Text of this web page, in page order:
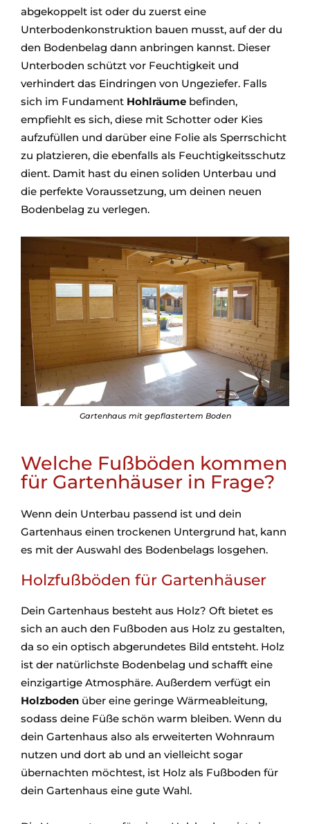
abgekoppelt ist oder du zuerst eine
Unterbodenkonstruktion bauen musst, auf der du
den Bodenbelag dann anbringen kannst. Dieser
Unterboden schützt vor Feuchtigkeit und
verhindert das Eindringen von Ungeziefer. Falls
sich im Fundament Hohlräume befinden,
empfiehlt es sich, diese mit Schotter oder Kies
aufzufüllen und darüber eine Folie als Sperrschicht
zu platzieren, die ebenfalls als Feuchtigkeitsschutz
dient. Damit hast du einen soliden Unterbau und
die perfekte Voraussetzung, um deinen neuen
Bodenbelag zu verlegen.
Gartenhaus mit gepflastertem Boden
Welche Fußböden kommen
für Gartenhäuser in Frage?
Wenn dein Unterbau passend ist und dein
Gartenhaus einen trockenen Untergrund hat, kann
es mit der Auswahl des Bodenbelags losgehen.
Holzfußböden für Gartenhäuser
Dein Gartenhaus besteht aus Holz? Oft bietet es
sich an auch den Fußboden aus Holz zu gestalten,
da so ein optisch abgerundetes Bild entsteht. Holz
ist der natürlichste Bodenbelag und schafft eine
einzigartige Atmosphäre. Außerdem verfügt ein
Holzboden über eine geringe Wärmeableitung,
sodass deine Füße schön warm bleiben. Wenn du
dein Gartenhaus also als erweiterten Wohnraum
nutzen und dort ab und an vielleicht sogar
übernachten möchtest, ist Holz als Fußboden für
dein Gartenhaus eine gute Wahl.